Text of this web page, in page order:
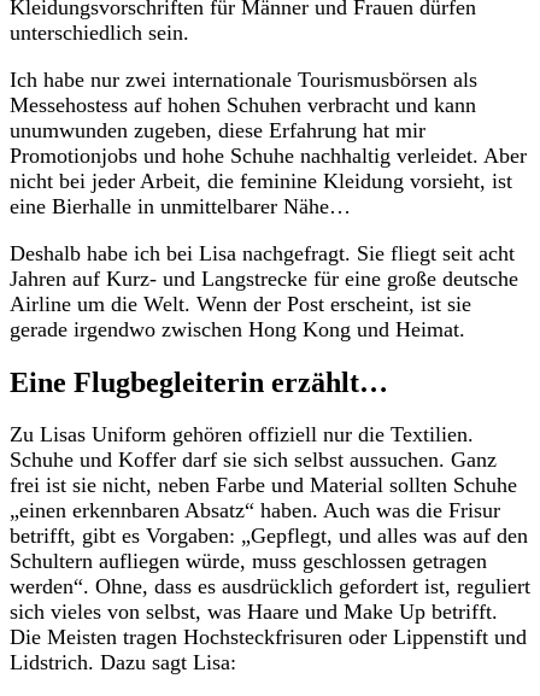
Kleidungsvorschriften für Männer und Frauen dürfen
unterschiedlich sein.
Ich habe nur zwei internationale Tourismusbörsen als
Messehostess auf hohen Schuhen verbracht und kann
unumwunden zugeben, diese Erfahrung hat mir
Promotionjobs und hohe Schuhe nachhaltig verleidet. Aber
nicht bei jeder Arbeit, die feminine Kleidung vorsieht, ist
eine Bierhalle in unmittelbarer Nähe…
Deshalb habe ich bei Lisa nachgefragt. Sie fliegt seit acht
Jahren auf Kurz- und Langstrecke für eine große deutsche
Airline um die Welt. Wenn der Post erscheint, ist sie
gerade irgendwo zwischen Hong Kong und Heimat.
Eine Flugbegleiterin erzählt…
Zu Lisas Uniform gehören offiziell nur die Textilien.
Schuhe und Koffer darf sie sich selbst aussuchen. Ganz
frei ist sie nicht, neben Farbe und Material sollten Schuhe
„einen erkennbaren Absatz“ haben. Auch was die Frisur
betrifft, gibt es Vorgaben: „Gepflegt, und alles was auf den
Schultern aufliegen würde, muss geschlossen getragen
werden“. Ohne, dass es ausdrücklich gefordert ist, reguliert
sich vieles von selbst, was Haare und Make Up betrifft.
Die Meisten tragen Hochsteckfrisuren oder Lippenstift und
Lidstrich. Dazu sagt Lisa: